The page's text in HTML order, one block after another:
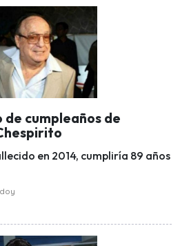
de cumpleaños de
en 2014, cumpliría 89 años